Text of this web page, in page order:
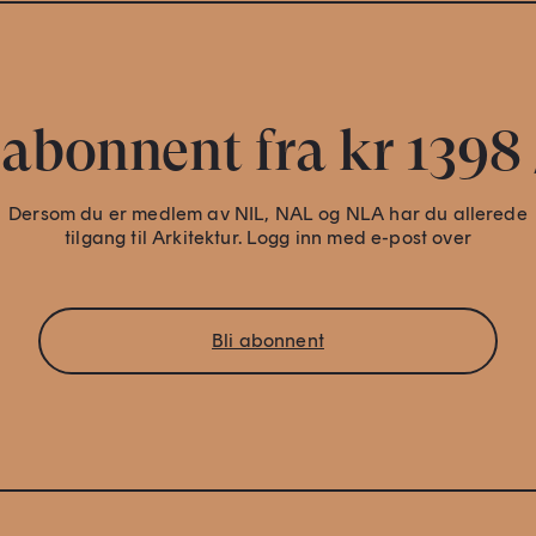
fra kr 1398
Dersom du er medlem av NIL, NAL og NLA har du allerede
tilgang til Arkitektur. Logg inn med e-post over
Bli abonnent